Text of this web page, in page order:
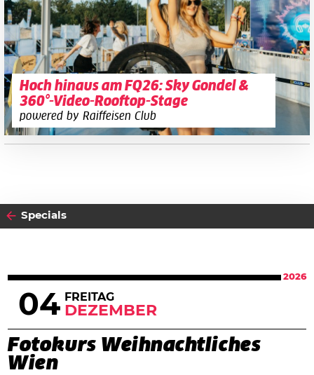
Hoch hinaus am FQ26: Sky Gondel &
360°-Video-Rooftop-Stage
powered by Raiffeisen Club
Specials
2026
04 FREITAG
DEZEMBER
Fotokurs Weihnachtliches
Wien